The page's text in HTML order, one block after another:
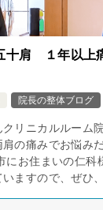
十肩 １年以上
院長の整体ブログ
リニカルルーム
の痛みでお悩み
にお住まいの仁科
いますので、ぜひ